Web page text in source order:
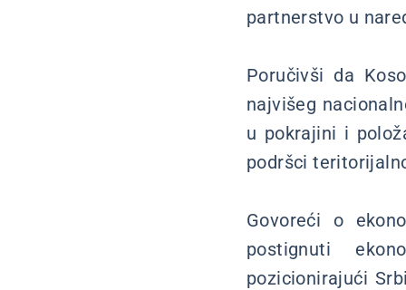
partnerstvo u
Poručivši da
najvišeg
u pokrajini i
podršci
Govoreći o
postignuti
pozicionirajući